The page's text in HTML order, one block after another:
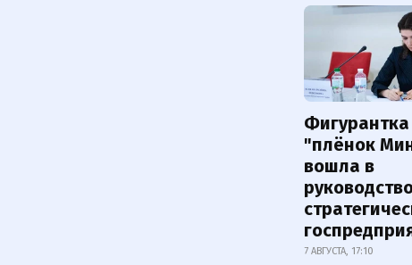
Фигурантка
"плёнок
вошла в
7 АВГУСТА, 17:10